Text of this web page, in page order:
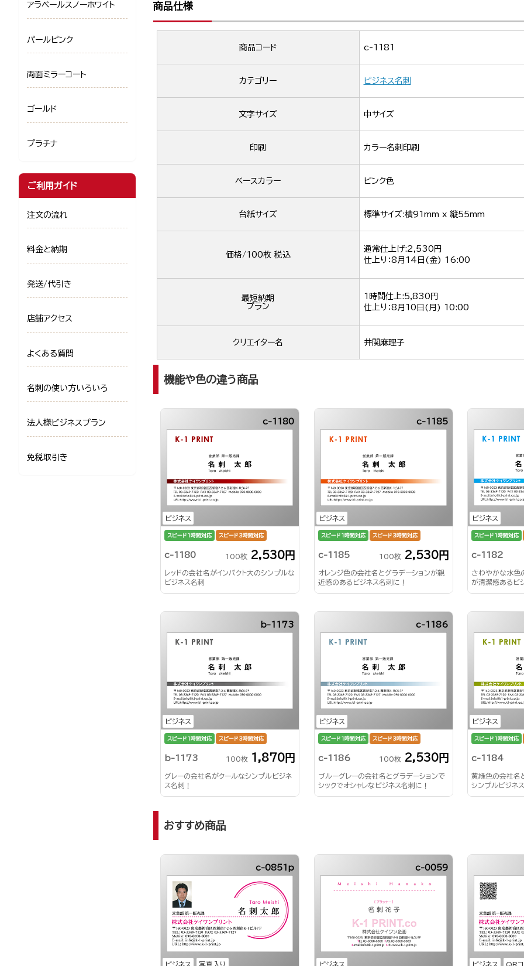
商品仕様
商品コード c-1181
カテゴリー ビジネス名刺
文字サイズ 中サイズ
印刷 カラー名刺印刷
ベースカラー ピンク色
台紙サイズ 標準サイズ:横91mm x 縦55mm
価格/100枚 税込
通常仕上げ:2,530円
仕上り：8月14日(金) 16:00
最短納期
プラン
1時間仕上:5,830円
仕上り：8月10日(月) 10:00
クリエイター名 井関麻理子
機能や色の違う商品
ビジネス
c-1180
スピード1時間対応 スピード3時間対応
c-1180 100枚 2,530円
レッドの会社名がインパクト大のシンプルな
ビジネス名刺
ビジネス
c-1185
スピード1時間対応 スピード3時間対応
c-1185 100枚 2,530円
オレンジ色の会社名とグラデーションが親
近感のあるビジネス名刺に！
ビジネス
スピード1時間対応
c-1182
さわやかな水色
が清潔感あるビ
ビジネス
b-1173
スピード1時間対応 スピード3時間対応
b-1173 100枚 1,870円
グレーの会社名がクールなシンプルビジネ
ス名刺！
ビジネス
c-1186
スピード1時間対応 スピード3時間対応
c-1186 100枚 2,530円
ブルーグレーの会社名とグラデーションで
シックでオシャレなビジネス名刺に！
ビジネス
スピード1時間対応
c-1184
黄緑色の会社名
シンプルビジネ
おすすめ商品
ビジネス 写真入り
c-0851p
ビジネス
c-0059
ビジネス QR
アラベールスノーホワイト
パールピンク
両面ミラーコート
ゴールド
プラチナ
ご利用ガイド
注文の流れ
料金と納期
発送/代引き
店舗アクセス
よくある質問
名刺の使い方いろいろ
法人様ビジネスプラン
免税取引き